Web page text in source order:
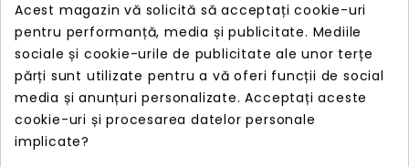
Routerboard
Mikrotik R2SHPn
miniPCI
PRET
LIPSĂ STOC
47,74 lei
Routerboard
Mikrotik, RB411L
Slot miniPCI
PRET
LIPSĂ STOC
Acest magazin vă solicită să acceptați cookie-uri
pentru performanță, media și publicitate. Mediile
sociale și cookie-urile de publicitate ale unor terțe
părți sunt utilizate pentru a vă oferi funcții de social
media și anunțuri personalizate. Acceptați aceste
cookie-uri și procesarea datelor personale
implicate?